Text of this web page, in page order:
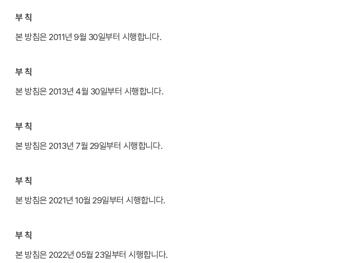
부 칙
본 방침은 2011년 9월 30일부터 시행합니다.
부 칙
본 방침은 2013년 4월 30일부터 시행합니다.
부 칙
본 방침은 2013년 7월 29일부터 시행합니다.
부 칙
본 방침은 2021년 10월 29일부터 시행합니다.
부 칙
본 방침은 2022년 05월 23일부터 시행합니다.